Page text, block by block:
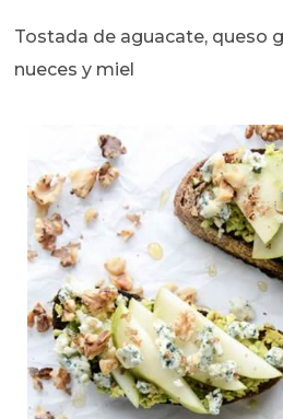
Tostada de aguacate, queso
nueces y miel